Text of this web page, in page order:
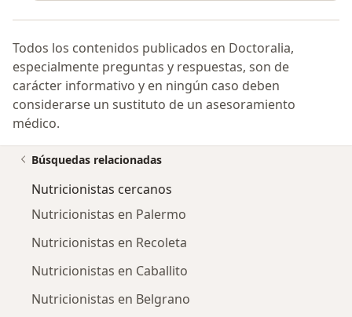
Todos los contenidos publicados en Doctoralia,
especialmente preguntas y respuestas, son de
carácter informativo y en ningún caso deben
considerarse un sustituto de un asesoramiento
médico.
Búsquedas relacionadas
Nutricionistas cercanos
Nutricionistas en Palermo
Nutricionistas en Recoleta
Nutricionistas en Caballito
Nutricionistas en Belgrano